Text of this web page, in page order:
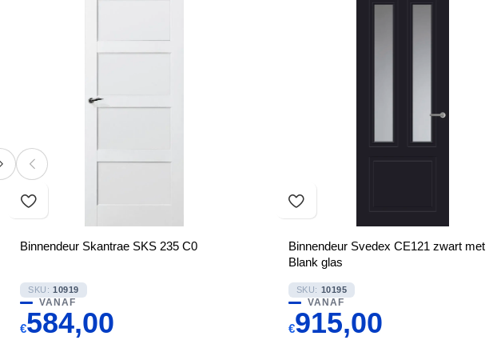
Binnendeur Skantrae SKS 235 C0
SKU: 10919
VANAF
€584,00
Binnendeur Svedex CE121 zwart met
Blank glas
SKU: 10195
VANAF
€915,00